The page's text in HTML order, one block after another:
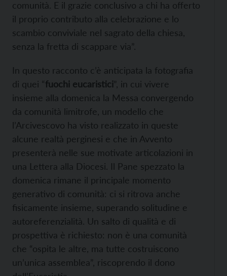
comunità. E il grazie conclusivo a chi ha offerto
il proprio contributo alla celebrazione e lo
scambio conviviale nel sagrato della chiesa,
senza la fretta di scappare via”.
In questo racconto c’è anticipata la fotografia
di quei “fuochi eucaristici”, in cui vivere
insieme alla domenica la Messa convergendo
da comunità limitrofe, un modello che
l’Arcivescovo ha visto realizzato in queste
alcune realtà perginesi e che in Avvento
presenterà nelle sue motivate articolazioni in
una Lettera alla Diocesi. Il Pane spezzato la
domenica rimane il principale momento
generativo di comunità: ci si ritrova anche
fisicamente insieme, superando solitudine e
autoreferenzialità. Un salto di qualità e di
prospettiva è richiesto: non è una comunità
che “ospita le altre, ma tutte costruiscono
un’unica assemblea”, riscoprendo il dono